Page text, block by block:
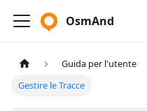
OsmAnd
Guida per l'utente
Gestire le Tracce